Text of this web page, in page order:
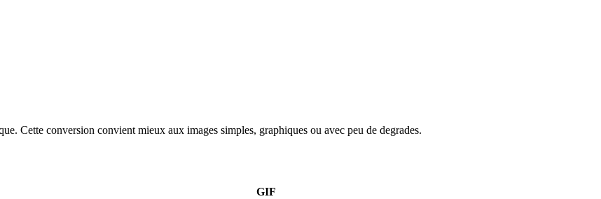
Cette conversion convient mieux aux images simples, graphiques ou avec peu de degrades.
GIF